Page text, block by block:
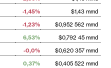
-1,45%
$1,43 mmd
-1,23%
$0,952 562 mmd
6,53%
$0,792 45 mmd
-0,0%
$0,620 357 mmd
0,37% $0,405 522 mmd